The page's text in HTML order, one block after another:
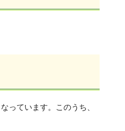
っています。このうち、